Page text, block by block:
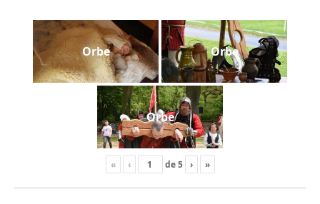
Orbe Orbe
Orbe
« ‹ de5 › »